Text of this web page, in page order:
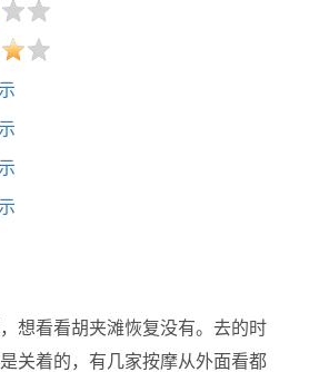
想看看胡夹滩恢复没有。去的时
关着的，有几家按摩从外面看都